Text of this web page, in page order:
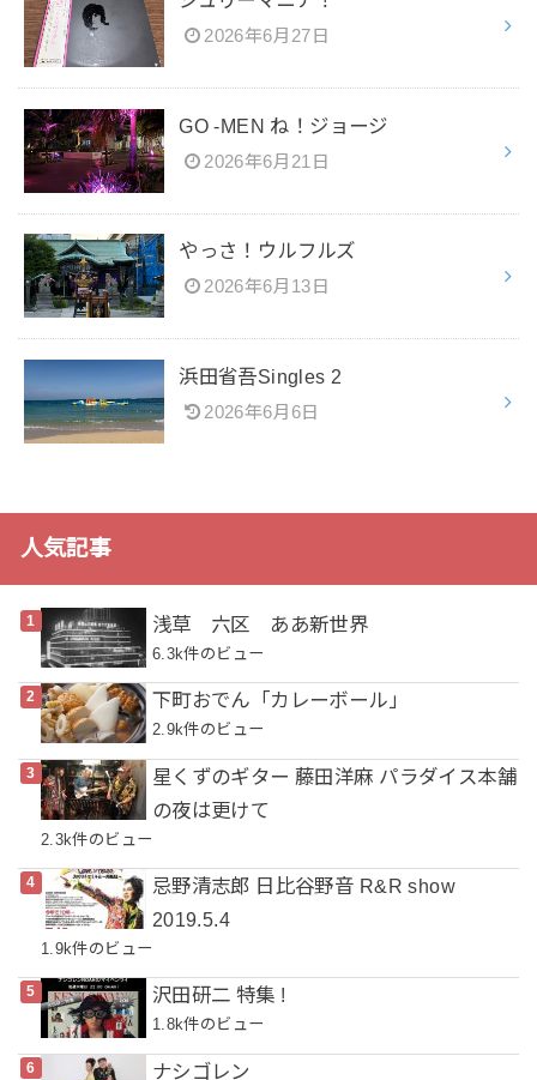
2026年6月27日
GO -MEN ね！ジョージ
2026年6月21日
やっさ！ウルフルズ
2026年6月13日
浜田省吾Singles 2
2026年6月6日
人気記事
浅草 六区 ああ新世界
6.3k件のビュー
下町おでん「カレーボール」
2.9k件のビュー
星くずのギター 藤田洋麻 パラダイス本舗
の夜は更けて
2.3k件のビュー
忌野清志郎 日比谷野音 R&R show
2019.5.4
1.9k件のビュー
沢田研二 特集 !
1.8k件のビュー
ナシゴレン